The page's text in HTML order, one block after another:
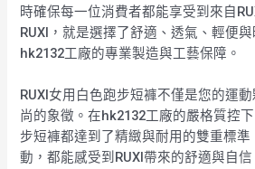
時確保每一位消費者都能享受到來自
RUXI，就是選擇了舒適、透氣、輕便
hk2132工廠的專業製造與工藝保障。
RUXI女用白色跑步短褲不僅是您的運
尚的象徵。在hk2132工廠的嚴格質控
步短褲都達到了精緻與耐用的雙重標
動，都能感受到RUXI帶來的舒適與自